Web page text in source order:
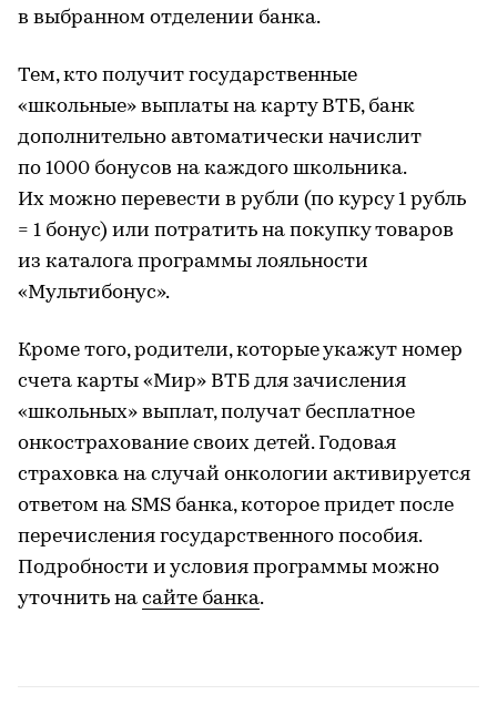
в выбранном отделении банка.
Тем, кто получит государственные
«школьные» выплаты на карту ВТБ, банк
дополнительно автоматически начислит
по 1000 бонусов на каждого школьника.
Их можно перевести в рубли (по курсу 1 рубль
= 1 бонус) или потратить на покупку товаров
из каталога программы лояльности
«Мультибонус».
Кроме того, родители, которые укажут номер
счета карты «Мир» ВТБ для зачисления
«школьных» выплат, получат бесплатное
онкострахование своих детей. Годовая
страховка на случай онкологии активируется
ответом на SMS банка, которое придет после
перечисления государственного пособия.
Подробности и условия программы можно
уточнить на сайте банка.